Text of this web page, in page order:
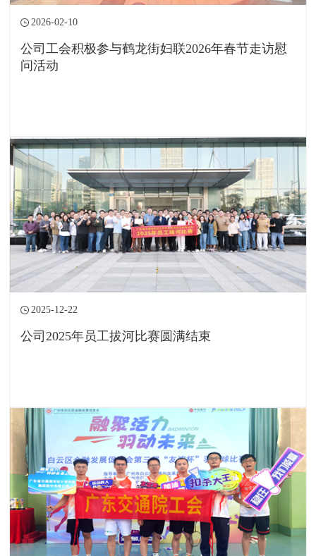
2026-02-10
公司工会积极参与鹤龙街妇联2026年春节走访慰
问活动
2025-12-22
公司2025年员工拔河比赛圆满结束